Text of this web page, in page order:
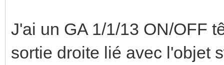
J'ai un GA 1/1/13 ON/OFF
sortie droite lié avec l'objet